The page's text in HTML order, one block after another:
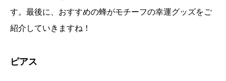
す。最後に、おすすめの蜂がモチーフの幸運グッズをご
紹介していきますね！
ピアス